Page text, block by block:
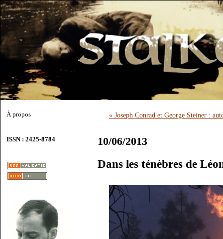
À propos
ISSN : 2425-8784
« Joseph Conrad et George Steiner :
10/06/2013
Dans les ténèbres de